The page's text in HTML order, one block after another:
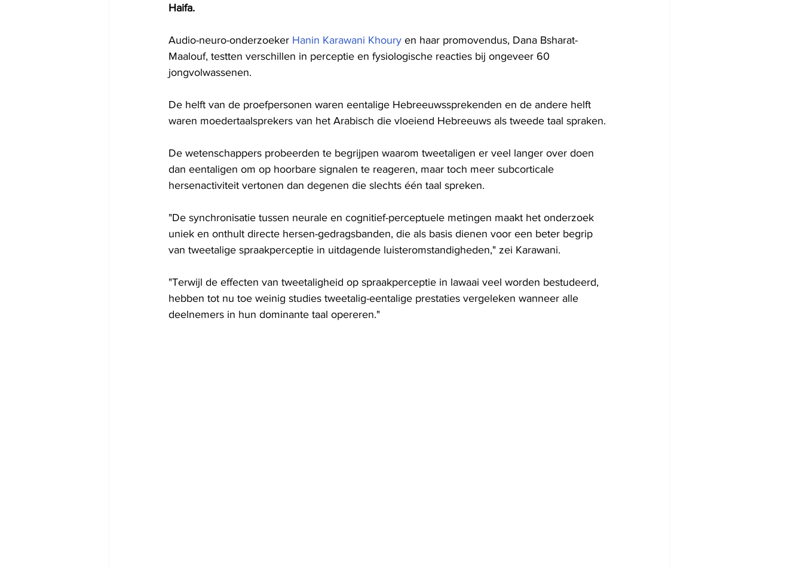
Haifa.
Audio-neuro-onderzoeker Hanin Karawani Khoury en haar promovendus, Dana Bsharat-
Maalouf, testten verschillen in perceptie en fysiologische reacties bij ongeveer 60
jongvolwassenen.
De helft van de proefpersonen waren eentalige Hebreeuwssprekenden en de andere helft
waren moedertaalsprekers van het Arabisch die vloeiend Hebreeuws als tweede taal spraken.
De wetenschappers probeerden te begrijpen waarom tweetaligen er veel langer over doen
dan eentaligen om op hoorbare signalen te reageren, maar toch meer subcorticale
hersenactiviteit vertonen dan degenen die slechts één taal spreken.
"De synchronisatie tussen neurale en cognitief-perceptuele metingen maakt het onderzoek
uniek en onthult directe hersen-gedragsbanden, die als basis dienen voor een beter begrip
van tweetalige spraakperceptie in uitdagende luisteromstandigheden," zei Karawani.
"Terwijl de effecten van tweetaligheid op spraakperceptie in lawaai veel worden bestudeerd,
hebben tot nu toe weinig studies tweetalig-eentalige prestaties vergeleken wanneer alle
deelnemers in hun dominante taal opereren."